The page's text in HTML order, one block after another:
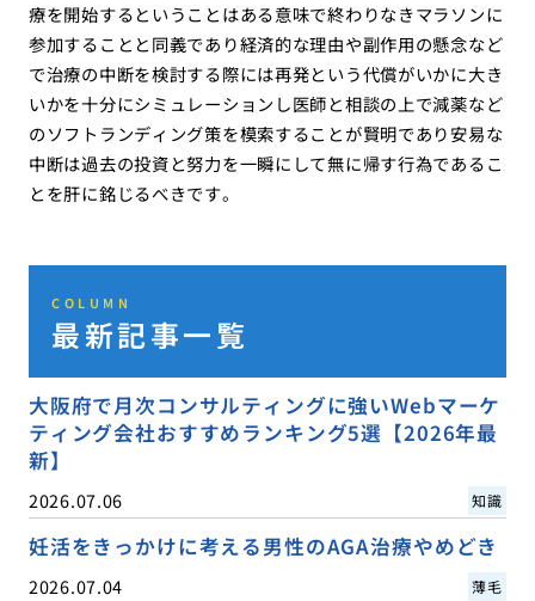
療を開始するということはある意味で終わりなきマラソンに
参加することと同義であり経済的な理由や副作用の懸念など
で治療の中断を検討する際には再発という代償がいかに大き
いかを十分にシミュレーションし医師と相談の上で減薬など
のソフトランディング策を模索することが賢明であり安易な
中断は過去の投資と努力を一瞬にして無に帰す行為であるこ
とを肝に銘じるべきです。
COLUMN
最新記事一覧
大阪府で月次コンサルティングに強いWebマーケ
ティング会社おすすめランキング5選【2026年最
新】
2026.07.06 知識
妊活をきっかけに考える男性のAGA治療やめどき
2026.07.04 薄毛